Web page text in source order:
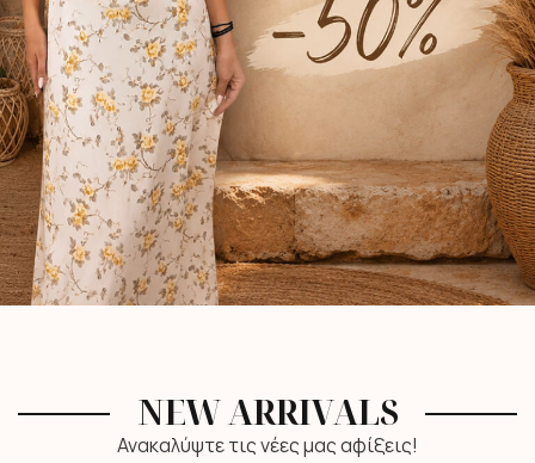
NEW ARRIVALS
Ανακαλύψτε τις νέες μας αφίξεις!